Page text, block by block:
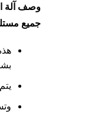
وصف آلة
جميع